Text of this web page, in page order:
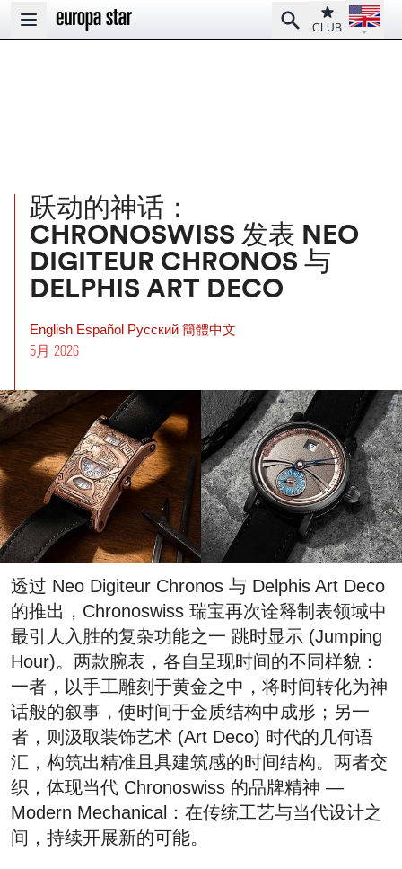
Open main menu
SearchClub
CLUB
Open
跃动的神话：
CHRONOSWISS 发表 NEO
DIGITEUR CHRONOS 与
DELPHIS ART DECO
English Español Pусский 簡體中文
5月 2026
透过 Neo Digiteur Chronos 与 Delphis Art Deco
的推出，Chronoswiss 瑞宝再次诠释制表领域中
最引人入胜的复杂功能之一 跳时显示 (Jumping
Hour)。两款腕表，各自呈现时间的不同样貌：
一者，以手工雕刻于黄金之中，将时间转化为神
话般的叙事，使时间于金质结构中成形；另一
者，则汲取装饰艺术 (Art Deco) 时代的几何语
汇，构筑出精准且具建筑感的时间结构。两者交
织，体现当代 Chronoswiss 的品牌精神 —
Modern Mechanical：在传统工艺与当代设计之
间，持续开展新的可能。